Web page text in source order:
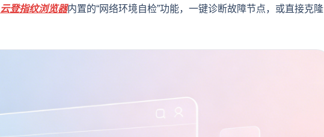
云登指纹浏览器内置的“网络环境自检”功能，一键诊断故障节点，或直接克隆